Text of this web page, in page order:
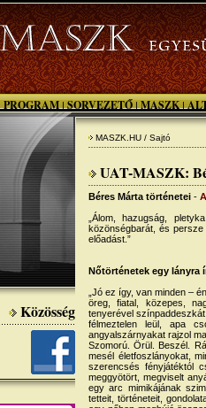
PROGRAM | SORVEZETŐ | MASZK |
Közösség
MASZK.HU / Sajtó
UAT-MASZK:
Béres Márta történetei -
„Álom, hazugság,
közönségbarát, és
előadást.”
Nőtörténetek egy lányra
„Jó ez így, van minden –
öreg, fiatal, közepes,
tenyerével
félmeztelen leül, apa
angyalszárnyakat rajzol
Szomorú. Örül. Beszél.
mesél életfoszlányokat,
szerencsés fényjátéktól
meggyötört, megviselt
egy arc mimikájának
tetteit, történeteit,